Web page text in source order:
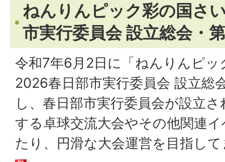
ねんりんピック彩の国さ
市実行委員会 設立総会・
令和7年6月2日に「ねんりんピ
2026春日部市実行委員会 設立総
し、春日部市実行委員会が設立
する卓球交流大会やその他関連
たり、円滑な大会運営を目指し